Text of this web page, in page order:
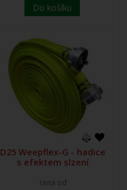
Do košíku
D25 Weepflex-G - hadice
s efektem slzení
cena od